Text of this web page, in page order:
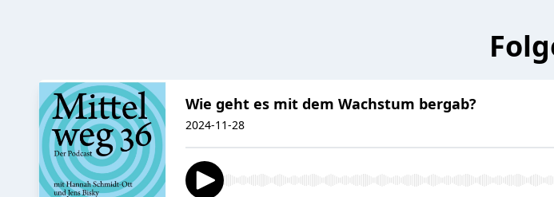
Wie geht es mit dem Wachstum bergab?
2024-11-28